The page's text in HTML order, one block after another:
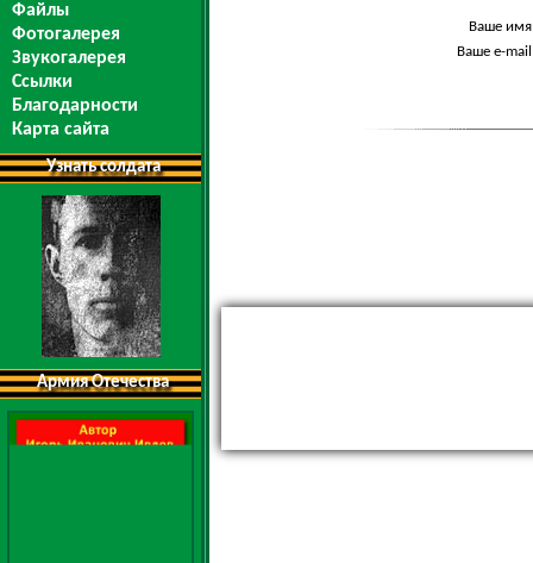
Файлы
Фотогалерея
Звукогалерея
Ссылки
Благодарности
Карта сайта
Узнать солдата
Армия Отечества
Ваше
Ваше e-